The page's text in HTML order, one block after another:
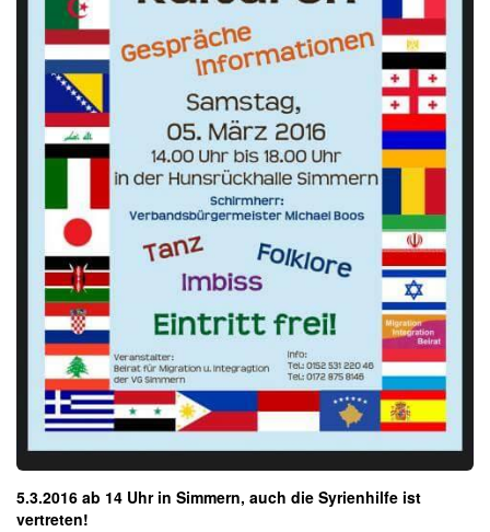
5.3.2016 ab 14 Uhr in Simmern, auch die Syrienhilfe ist
vertreten!